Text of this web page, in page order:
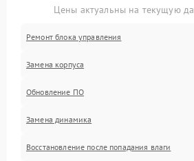
Цены актуальны на текущую
Ремонт блока управления
Замена корпуса
Обновление ПО
Замена динамика
Восстановление после попадания влаги